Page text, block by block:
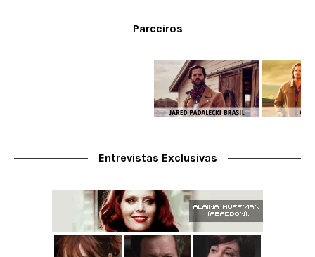
Parceiros
Entrevistas Exclusivas